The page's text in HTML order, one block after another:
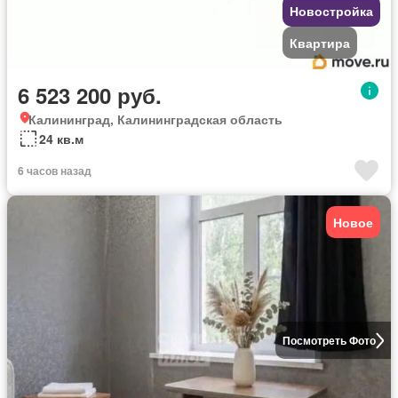
Новостройка
Квартира
6 523 200 руб.
Калининград, Калининградская область
24 кв.м
6 часов назад
Посмотреть Фото
Новое